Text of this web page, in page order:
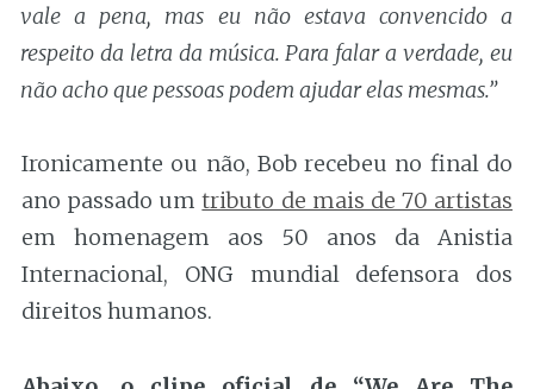
vale a pena, mas eu não estava convencido a
respeito da letra da música. Para falar a verdade, eu
não acho que pessoas podem ajudar elas mesmas.”
Ironicamente ou não, Bob recebeu no final do
ano passado umtributo de mais de 70 artistas
em homenagem aos 50 anos da Anistia
Internacional, ONG mundial defensora dos
direitos humanos.